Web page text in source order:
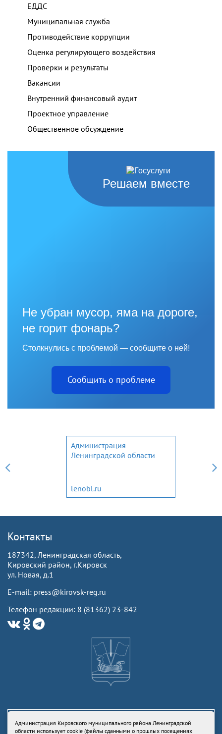
ЕДДС
Муниципальная служба
Противодействие коррупции
Оценка регулирующего воздействия
Проверки и результаты
Вакансии
Внутренний финансовый аудит
Проектное управление
Общественное обсуждение
Решаем вместе
Не убран мусор, яма на дороге,
не горит фонарь?
Столкнулись с проблемой — сообщите о ней!
Сообщить о проблеме
Администрация
Ленинградской области
lenobl.ru
Контакты
187342, Ленинградская область,
Кировский район, г.Кировск
ул. Новая, д.1
E-mail: press@kirovsk-reg.ru
Телефон редакции: 8 (81362) 23-842
Администрация Кировского муниципального района Ленинградской
области использует cookie (файлы сданными о прошлых посещениях